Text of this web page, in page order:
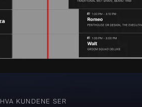
HVA KUNDENE SER